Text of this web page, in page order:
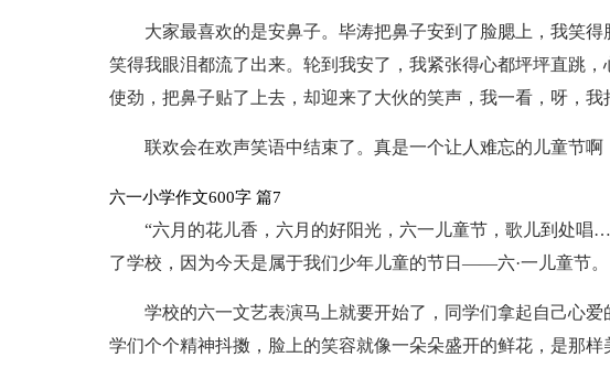
大家最喜欢的是安鼻子。毕涛把鼻子安到了脸腮上，我笑得
笑得我眼泪都流了出来。轮到我安了，我紧张得心都坪坪直跳
使劲，把鼻子贴了上去，却迎来了大伙的笑声，我一看，呀，我
联欢会在欢声笑语中结束了。真是一个让人难忘的儿童节啊
六一小学作文600字 篇7
“六月的花儿香，六月的好阳光，六一儿童节，歌儿到处
了学校，因为今天是属于我们少年儿童的节日——六·一儿童节。
学校的六一文艺表演马上就要开始了，同学们拿起自己心
学们个个精神抖擞，脸上的笑容就像一朵朵盛开的鲜花，是那